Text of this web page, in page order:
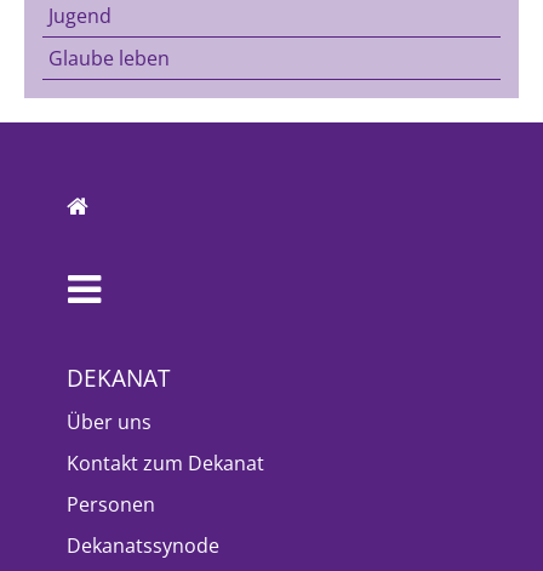
Jugend
Glaube leben
DEKANAT
Über uns
Kontakt zum Dekanat
Personen
Dekanatssynode